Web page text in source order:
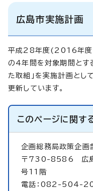
広島市実施計画
平成28年度(2016年
の4年間を対象期間とす
た取組」を実施計画とし
更新しています。
このページに関す
企画総務局政策企
〒730-8586 広島
号11階
電話：082-504-